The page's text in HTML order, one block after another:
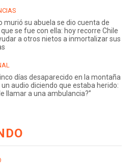
murió su abuela se dio cuenta de
se fue con ella: hoy recorre Chile
a otros nietos a inmortalizar sus
días desaparecido en la montaña
un audio diciendo que estaba herido:
llamar a una ambulancia?”